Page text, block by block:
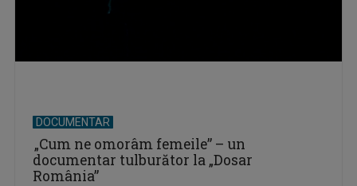
DOCUMENTAR
„Cum ne omorâm femeile” – un
documentar tulburător la „Dosar
România”